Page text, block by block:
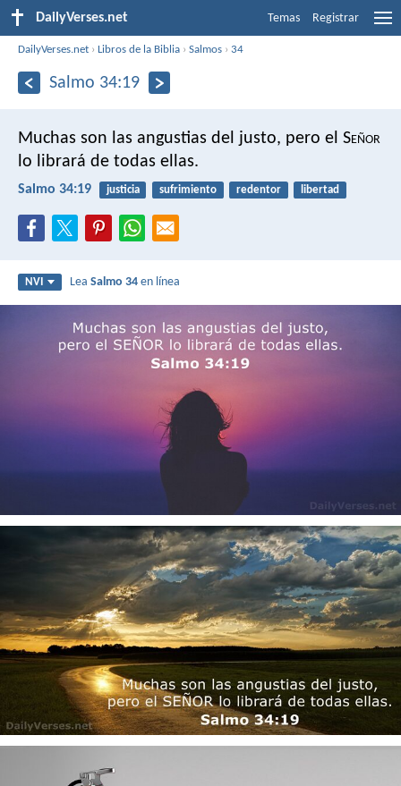
DailyVerses.net Temas Registrar
DailyVerses.net ›Libros de la Biblia ›Salmos ›34
Salmo 34:19
Muchas son las angustias del justo, pero el Señor
lo librará de todas ellas.
Salmo 34:19 justicia sufrimiento redentor libertad
NVI LeaSalmo 34 en línea